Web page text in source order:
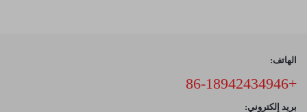
الهاتف:
+86-18942434946
بريد إلكتروني: